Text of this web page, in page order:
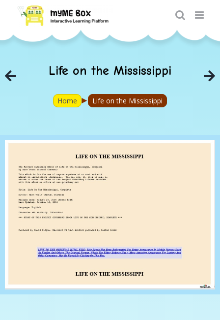
content
Life on the Mississippi
Home ► Life on the Mississippi